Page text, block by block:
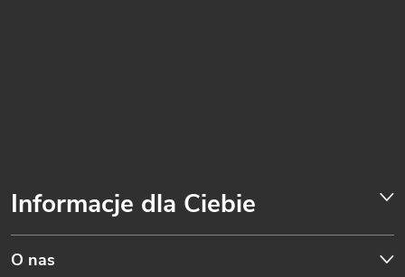
Informacje dla Ciebie
O nas